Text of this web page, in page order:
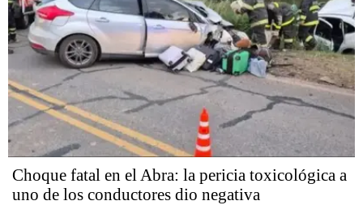
Choque fatal en el Abra: la pericia toxicológica a
uno de los conductores dio negativa